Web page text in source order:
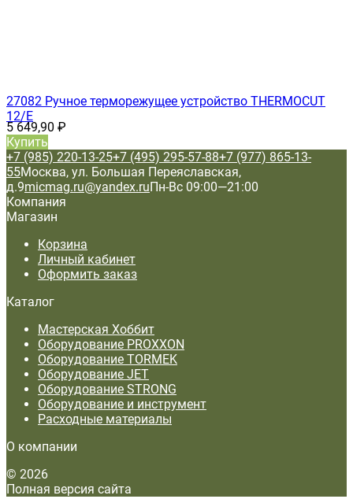
27082 Ручное терморежущее устройство THERMOCUT
12/Е
5 649,90 ₽
Купить
+7 (985) 220-13-25+7 (495) 295-57-88+7 (977) 865-13-
55Москва, ул. Большая Переяславская,
д.9micmag.ru@yandex.ruПн-Вс 09:00—21:00
Компания
Магазин
Корзина
Личный кабинет
Оформить заказ
Каталог
Мастерская Хоббит
Оборудование PROXXON
Оборудование TORMEK
Оборудование JET
Оборудование STRONG
Оборудование и инструмент
Расходные материалы
О компании
© 2026
Полная версия сайта